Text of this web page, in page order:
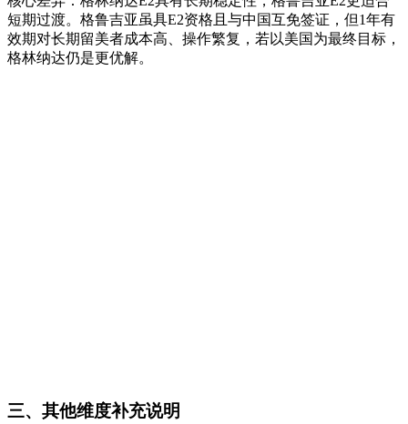
短期过渡。格鲁吉亚虽具E2资格且与中国互免签证，但1年有
效期对长期留美者成本高、操作繁复，若以美国为最终目标，
格林纳达仍是更优解。
三、其他维度补充说明